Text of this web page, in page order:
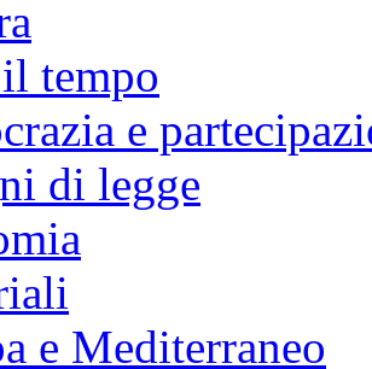
tempo
e
di legge
e Mediterraneo